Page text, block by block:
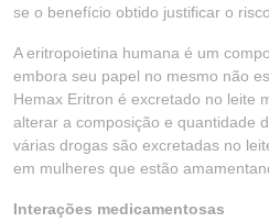
se o benefício obtido justificar o
A eritropoietina humana é um
embora seu papel no mesmo não
Hemax Eritron é excretado no leite
alterar a composição e quantidade
várias drogas são excretadas no
em mulheres que estão
Interações medicamentosas